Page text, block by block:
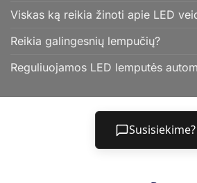
Viskas ką reikia žinoti apie LED
Reikia galingesnių lempučių?
Reguliuojamos LED lemputės
Susisiekime?